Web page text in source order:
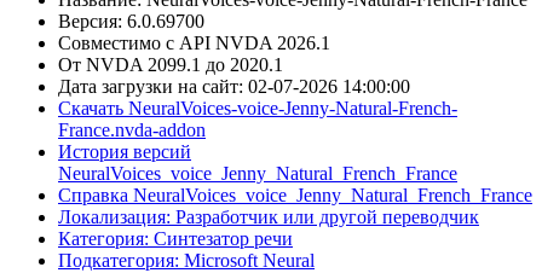
Версия: 6.0.69700
Совместимо с API NVDA 2026.1
От NVDA 2099.1 до 2020.1
Дата загрузки на сайт: 02-07-2026 14:00:00
Скачать NeuralVoices-voice-Jenny-Natural-French-
France.nvda-addon
История версий
NeuralVoices_voice_Jenny_Natural_French_France
Справка NeuralVoices_voice_Jenny_Natural_French_France
Локализация: Разработчик или другой переводчик
Категория: Синтезатор речи
Подкатегория: Microsoft Neural